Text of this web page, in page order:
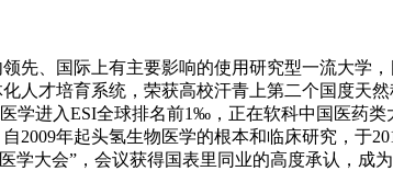
、国际上有主要影响的使用研究型一流大学，
人才培育系统，荣获高校汗青上第二个国度天
学进入ESI全球排名前1‰，正在软科中国医药
年起头氢生物医学的根本和临床研究，于
学大会”，会议获得国表里同业的高度承认，成